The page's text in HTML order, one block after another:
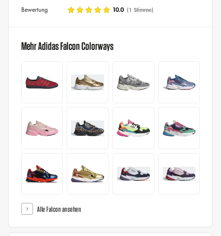
Bewertung 10.0 (1 Stimme)
Mehr Adidas Falcon Colorways
Alle Falcon ansehen